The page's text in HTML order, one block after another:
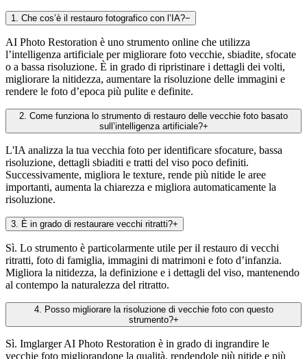
1 Che cos’è il restauro fotografico con l’IA?−
AI Photo Restoration è uno strumento online che utilizza
l’intelligenza artificiale per migliorare foto vecchie, sbiadite, sfocate
o a bassa risoluzione. È in grado di ripristinare i dettagli dei volti,
migliorare la nitidezza, aumentare la risoluzione delle immagini e
rendere le foto d’epoca più pulite e definite.
2 Come funziona lo strumento di restauro delle vecchie foto basato
sull’intelligenza artificiale?+
L'IA analizza la tua vecchia foto per identificare sfocature, bassa
risoluzione, dettagli sbiaditi e tratti del viso poco definiti.
Successivamente, migliora le texture, rende più nitide le aree
importanti, aumenta la chiarezza e migliora automaticamente la
risoluzione.
3 È in grado di restaurare vecchi ritratti?+
Sì. Lo strumento è particolarmente utile per il restauro di vecchi
ritratti, foto di famiglia, immagini di matrimoni e foto d’infanzia.
Migliora la nitidezza, la definizione e i dettagli del viso, mantenendo
al contempo la naturalezza del ritratto.
4. Posso migliorare la risoluzione di vecchie foto con questo
strumento?+
Sì. Imglarger AI Photo Restoration è in grado di ingrandire le
vecchie foto migliorandone la qualità, rendendole più nitide e più